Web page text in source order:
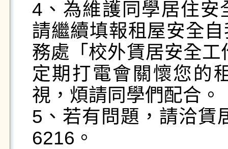
4、為維護同學居住安
請繼續填報租屋安全
務處「校外賃居安全
定期打電會關懷您的
視，煩請同學們配合。
5、若有問題，請洽賃
6216。